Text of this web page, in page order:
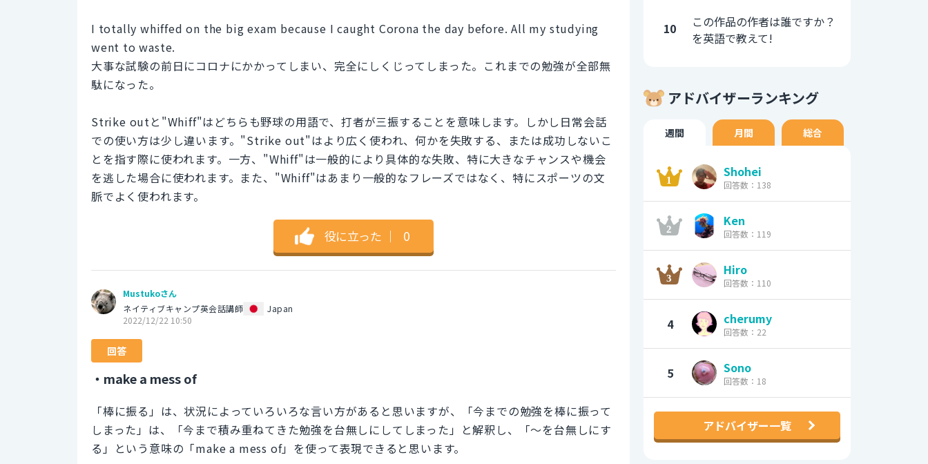
I totally whiffed on the big exam because I caught Corona the day before. All my studying
went to waste.
大事な試験の前日にコロナにかかってしまい、完全にしくじってしまった。これまでの勉強が全部無
駄になった。
Strike outと"Whiff"はどちらも野球の用語で、打者が三振することを意味します。しかし日常会話
での使い方は少し違います。"Strike out"はより広く使われ、何かを失敗する、または成功しないこ
とを指す際に使われます。一方、"Whiff"は一般的により具体的な失敗、特に大きなチャンスや機会
を逃した場合に使われます。また、"Whiff"はあまり一般的なフレーズではなく、特にスポーツの文
脈でよく使われます。
役に立った ｜ 0
Mustukoさん
ネイティブキャンプ英会話講師
Japan
2022/12/22 10:50
回答
・make a mess of
「棒に振る」は、状況によっていろいろな言い方があると思いますが、「今までの勉強を棒に振って
しまった」は、「今まで積み重ねてきた勉強を台無しにしてしまった」と解釈し、「～を台無しにす
る」という意味の「make a mess of」を使って表現できると思います。
10
この作品の作者は誰ですか？
を英語で教えて!
アドバイザーランキング
週間 月間 総合
Shohei
回答数：138
Ken
回答数：119
Hiro
回答数：110
4 cherumy
回答数：22
5 Sono
回答数：18
アドバイザー一覧